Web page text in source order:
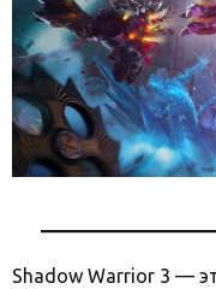
Shadow Warrior 3 —